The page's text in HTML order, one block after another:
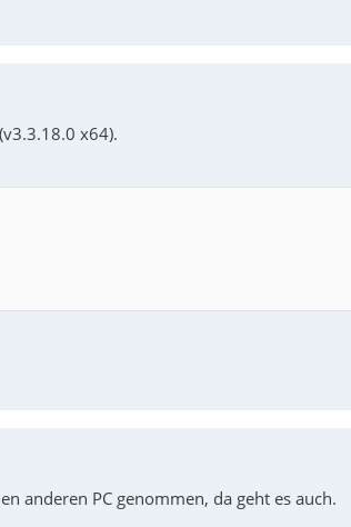
x64).
anderen PC genommen, da geht es auch.